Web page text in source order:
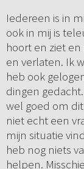
Iedereen is in
ook in mij is
hoort en ziet
en verlaten. Ik
heb ook
dingen
wel goed om
niet echt een
mijn situatie
heb nog niets
helpen.